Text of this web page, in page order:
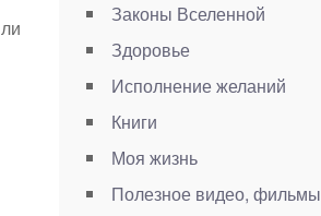
Законы Вселенной
Здоровье
Исполнение желаний
Книги
Моя жизнь
Полезное видео, фильмы